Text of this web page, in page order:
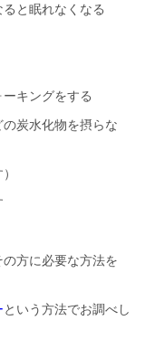
と眠れなくなる
キングをする
炭水化物を摂らな
の方に必要な方法を
という方法でお調べし